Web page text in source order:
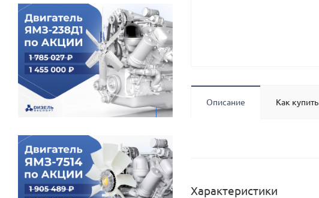
Описание Как купить
Характеристики